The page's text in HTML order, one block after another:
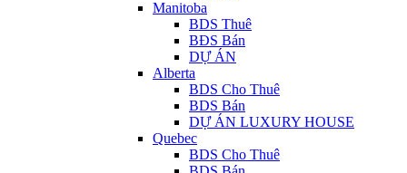
Manitoba
BDS Thuê
BĐS Bán
DỰ ÁN
Alberta
BDS Cho Thuê
BDS Bán
DỰ ÁN LUXURY HOUSE
Quebec
BDS Cho Thuê